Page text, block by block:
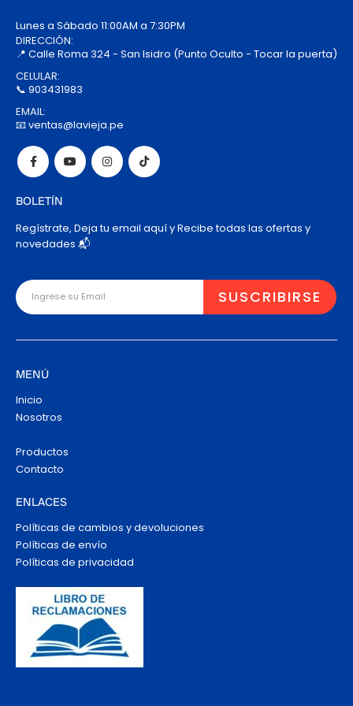
Lunes a Sábado 11:00AM a 7:30PM
DIRECCIÓN:
📍 Calle Roma 324 - San Isidro (Punto Oculto - Tocar la puerta)
CELULAR:
📞 903431983
EMAIL:
📧 ventas@lavieja.pe
BOLETÍN
Regístrate, Deja tu email aquí y Recibe todas las ofertas y
novedades 📬
MENÚ
Inicio
Nosotros
Productos
Contacto
ENLACES
Políticas de cambios y devoluciones
Políticas de envío
Políticas de privacidad